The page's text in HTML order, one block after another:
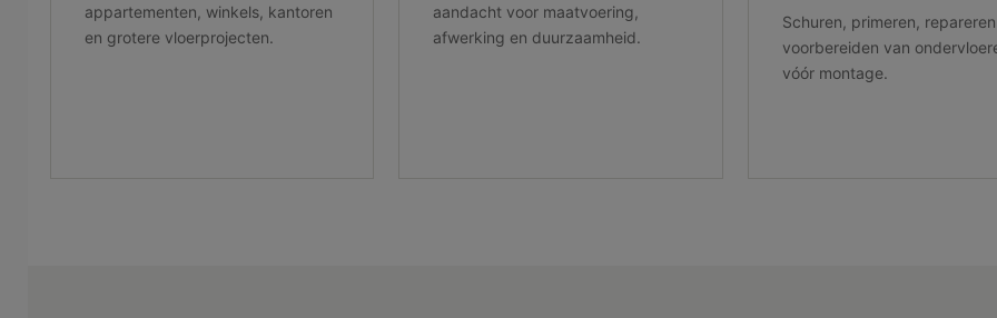
appartementen, winkels, kantoren
en grotere vloerprojecten.
aandacht voor maatvoering,
afwerking en duurzaamheid.
Schuren, primeren,
voorbereiden van
vóór montage.